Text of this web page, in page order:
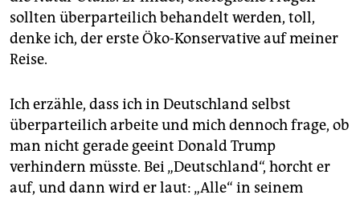
sollten überparteilich behandelt werden, toll,
denke ich, der erste Öko-Konservative auf meiner
Reise.
Ich erzähle, dass ich in Deutschland selbst
überparteilich arbeite und mich dennoch frage, ob
man nicht gerade geeint Donald Trump
verhindern müsste. Bei „Deutschland“, horcht er
auf, und dann wird er laut: „Alle“ in seinem